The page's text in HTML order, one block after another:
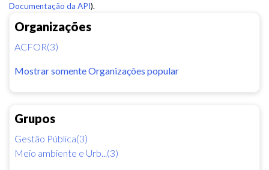
Organizações
ACFOR(3)
Mostrar somente Organizações popular
Grupos
Gestão Pública(3)
Meio ambiente e Urb...(3)
Documentação da API).